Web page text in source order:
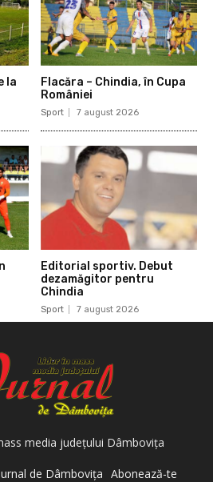
la
Flacăra – Chindia, în Cupa
României
Sport 7 august 2026
Editorial sportiv. Debut
dezamăgitor pentru
Chindia
Sport 7 august 2026
media judeţului Dâmboviţa
de Dâmboviţa Abonează-te